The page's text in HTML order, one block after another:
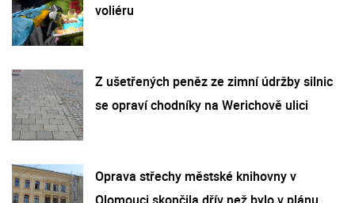
voliéru
Z ušetřených peněz ze zimní údržby silnic
se opraví chodníky na Werichově ulici
Oprava střechy městské knihovny v